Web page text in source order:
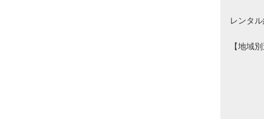
レンタ
【地域